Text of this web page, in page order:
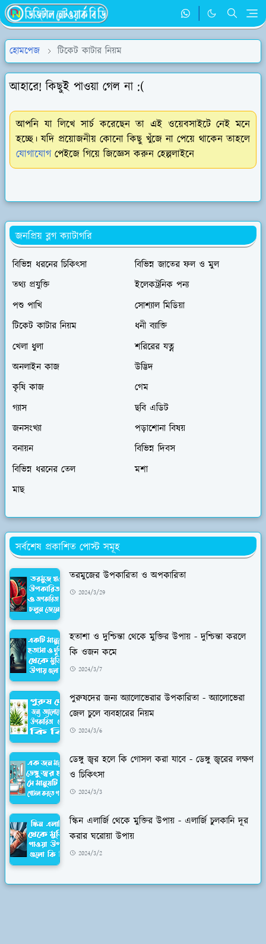
হোমপেজ টিকেট কাটার নিয়ম
আহারে! কিছুই পাওয়া গেল না :(
আপনি যা লিখে সার্চ করেছেন তা এই ওয়েবসাইটে নেই মনে
হচ্ছে। যদি প্রয়োজনীয় কোনো কিছু খুঁজে না পেয়ে থাকেন তাহলে
যোগাযোগপেইজে গিয়ে জিজ্ঞেস করুন হেল্পলাইনে
জনপ্রিয় ব্লগ ক্যাটাগরি
বিভিন্ন ধরনের চিকিৎসা
বিভিন্ন জাতের ফল ও মুল
তথ্য প্রযুক্তি
ইলেকট্রনিক পন্য
পশু পাখি
সোশ্যাল মিডিয়া
টিকেট কাটার নিয়ম
ধনী ব্যাক্তি
খেলা ধুলা
শরিরের যত্ন
অনলাইন কাজ
উদ্ভিদ
কৃষি কাজ
গেম
গ্যাস
ছবি এডিট
জনসংখ্যা
পড়াশোনা বিষয়
বনায়ন
বিভিন্ন দিবস
বিভিন্ন ধরনের তেল
মশা
মাছ
সর্বশেষ প্রকাশিত পোস্ট সমূহ
তরমুজের উপকারিতা ও অপকারিতা
2024/3/29
হতাশা ও দুশ্চিন্তা থেকে মুক্তির উপায় - দুশ্চিন্তা করলে
কি ওজন কমে
2024/3/7
পুরুষদের জন্য অ্যালোভেরার উপকারিতা - অ্যালোভেরা
জেল চুলে ব্যবহারের নিয়ম
2024/3/6
ডেঙ্গু জ্বর হলে কি গোসল করা যাবে - ডেঙ্গু জ্বরের লক্ষণ
ও চিকিৎসা
2024/3/3
স্কিন এলার্জি থেকে মুক্তির উপায় - এলার্জি চুলকানি দূর
করার ঘরোয়া উপায়
2024/3/2